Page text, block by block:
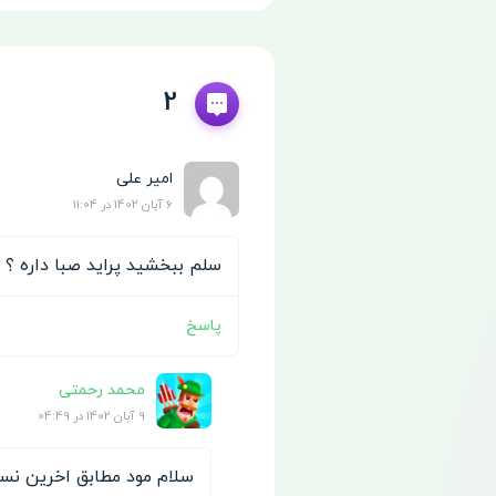
2
امیر علی
6 آبان 1402 در 11:04
سلم ببخشید پراید صبا داره ؟
پاسخ
محمد رحمتی
9 آبان 1402 در 04:49
سلام مود مطابق اخرین